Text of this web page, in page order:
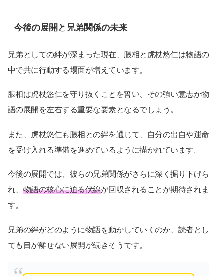
今後の展開と兄弟関係の未来
兄弟としての絆が深まった現在、脹相と虎杖悠仁は物語の
中で共に行動する場面が増えています。
脹相は虎杖悠仁を守り抜くことを誓い、その強い意志が物
語の展開を左右する重要な要素となるでしょう。
また、虎杖悠仁も脹相との絆を通じて、自分の出自や運命
を受け入れる準備を進めているように描かれています。
今後の展開では、彼らの兄弟関係がさらに深く掘り下げら
れ、 物語の核心に迫る伏線が回収されることが期待されま
す。
兄弟の絆がどのように物語を動かしていくのか、読者とし
ても目が離せない展開が続きそうです。